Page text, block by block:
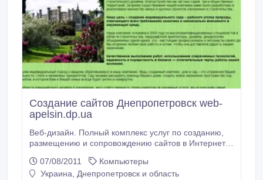
Создание сайтов Днепропетровск web-
apelsin.dp.ua
Веб-дизайн. Полный комплекс услуг по созданию,
размещению и сопровождению сайтов в Интернет,
поисковая оптимизация, хостинг и домен от 95 грн/
год. Продвижение в Yandex, Google. Flash дизайн.
07/08/2011
Компьютеры
Украина, Днепропетровск и область